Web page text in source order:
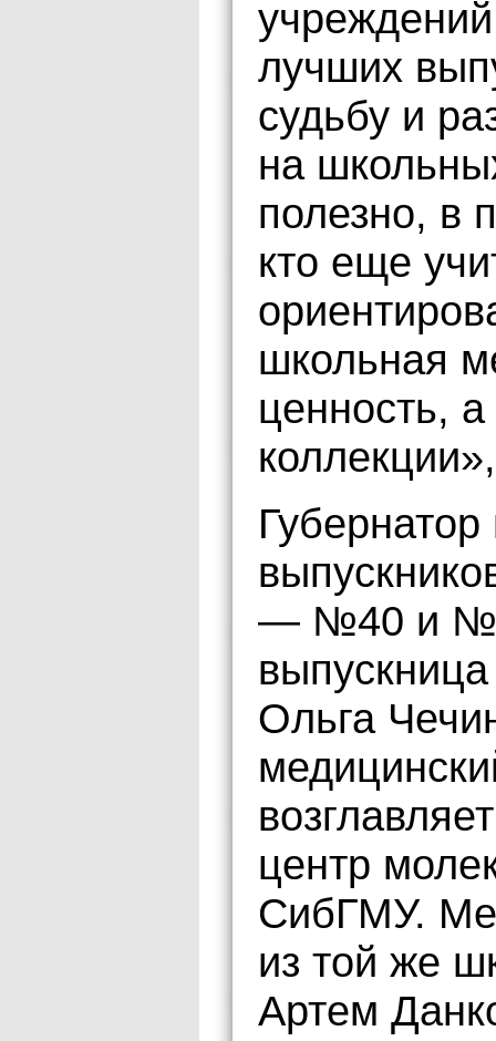
лучших
судьбу и
на
полезно, в
кто еще
школьная
ценность,
— №40 и
Ольга
центр
СибГМУ.
из той же
Артем